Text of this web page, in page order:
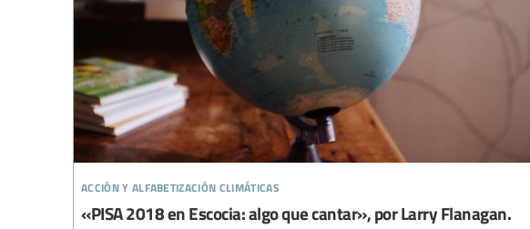
acción y alfabetización climáticas
«PISA 2018 en Escocia: algo que cantar», por Larry Flanagan.